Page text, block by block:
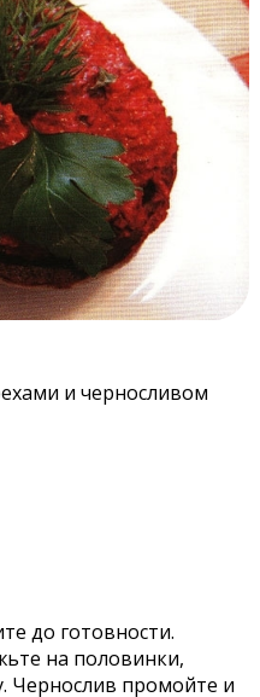
и черносливом
до готовности.
на половинки,
Чернослив промойте и